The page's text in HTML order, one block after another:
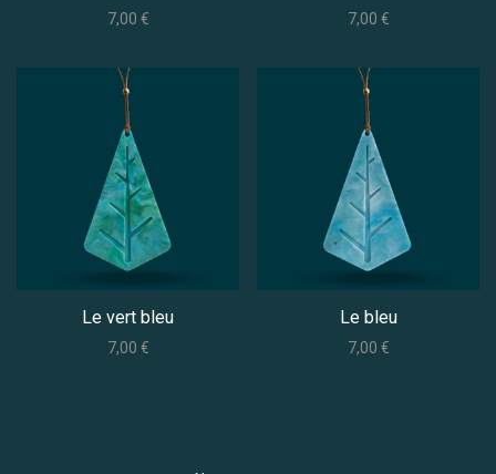
7,00 € 7,00 €
Le vert bleu
7,00 €
Le bleu
7,00 €